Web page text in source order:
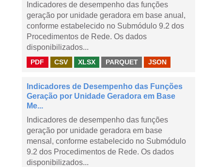
Indicadores de desempenho das funções
geração por unidade geradora em base anual,
conforme estabelecido no Submódulo 9.2 dos
Procedimentos de Rede. Os dados
disponibilizados...
PDF CSV XLSX PARQUET JSON
Indicadores de Desempenho das Funções
Geração por Unidade Geradora em Base
Me...
Indicadores de desempenho das funções
geração por unidade geradora em base
mensal, conforme estabelecido no Submódulo
9.2 dos Procedimentos de Rede. Os dados
disponibilizados...